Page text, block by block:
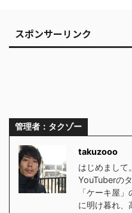
スポンサーリンク
管理者：タクゾー
takuzooo
はじめまして
YouTuberの
「ケーキ屋
に明け暮れ、